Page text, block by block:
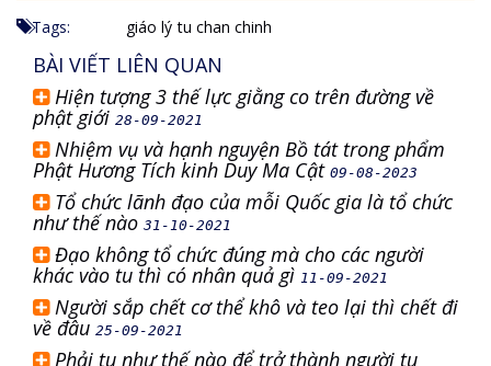
Tags: giáo lý tu chan chinh
BÀI VIẾT LIÊN QUAN
Hiện tượng 3 thế lực giằng co trên đường về
phật giới 28-09-2021
Nhiệm vụ và hạnh nguyện Bồ tát trong phẩm
Phật Hương Tích kinh Duy Ma Cật 09-08-2023
Tổ chức lãnh đạo của mỗi Quốc gia là tổ chức
như thế nào 31-10-2021
Đạo không tổ chức đúng mà cho các người
khác vào tu thì có nhân quả gì 11-09-2021
Người sắp chết cơ thể khô và teo lại thì chết đi
về đâu 25-09-2021
Phải tu như thế nào để trở thành người tu